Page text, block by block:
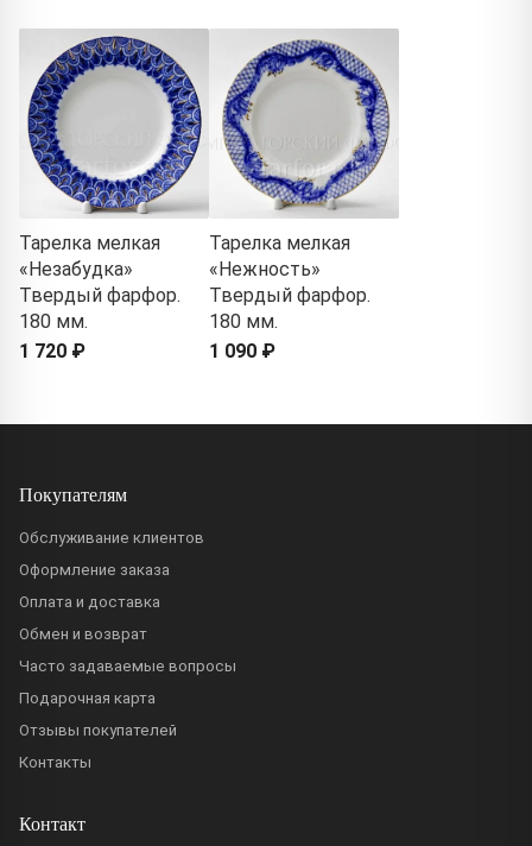
Тарелка мелкая
«Незабудка»
Твердый фарфор.
180 мм.
1 720 ₽
Тарелка мелкая
«Нежность»
Твердый фарфор.
180 мм.
1 090 ₽
Покупателям
Обслуживание клиентов
Оформление заказа
Оплата и доставка
Обмен и возврат
Часто задаваемые вопросы
Подарочная карта
Отзывы покупателей
Контакты
Контакт